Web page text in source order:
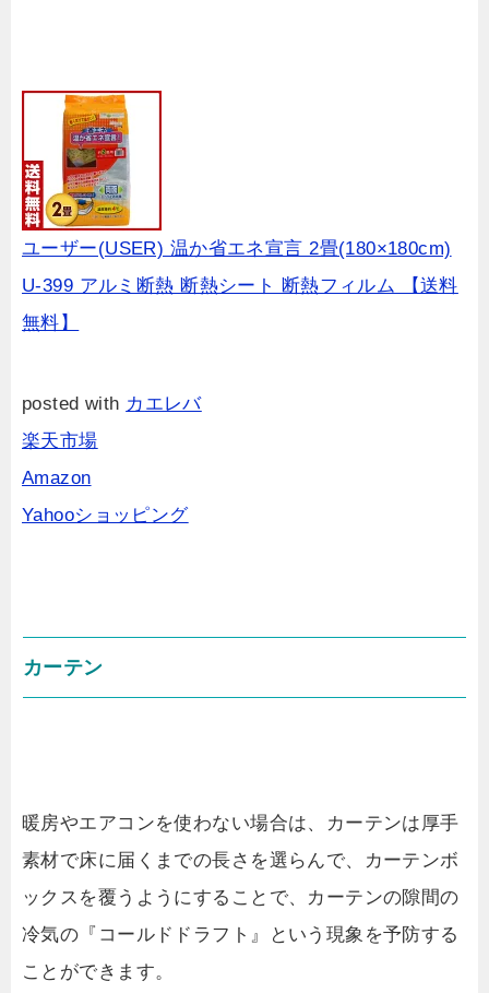
ユーザー(USER) 温か省エネ宣言 2畳(180×180cm)
U-399 アルミ断熱 断熱シート 断熱フィルム 【送料
無料】
posted with カエレバ
楽天市場
Amazon
Yahooショッピング
カーテン
暖房やエアコンを使わない場合は、カーテンは厚手
素材で床に届くまでの長さを選らんで、カーテンボ
ックスを覆うようにすることで、カーテンの隙間の
冷気の『コールドドラフト』という現象を予防する
ことができます。